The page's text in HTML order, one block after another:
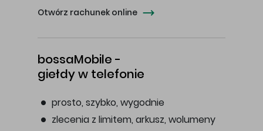
Otwórz rachunek online
bossaMobile -
giełdy w telefonie
prosto, szybko, wygodnie
zlecenia z limitem, arkusz, wolumeny